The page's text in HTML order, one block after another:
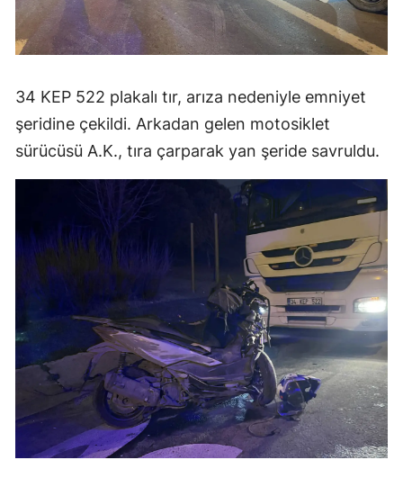
34 KEP 522 plakalı tır, arıza nedeniyle emniyet
şeridine çekildi. Arkadan gelen motosiklet
sürücüsü A.K., tıra çarparak yan şeride savruldu.